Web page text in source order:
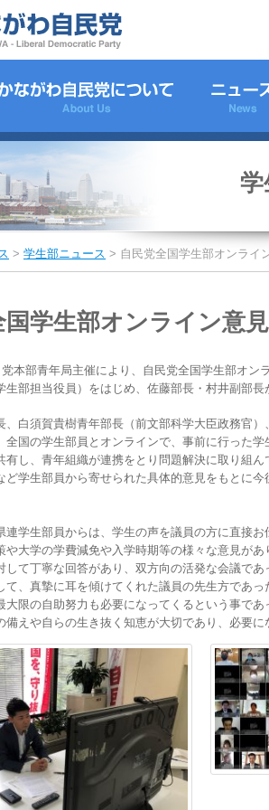
学
> 学生部ニュース > 自民党全国学生部オンライ
国学生部オンライン意
党本部青年局主催により、自民党全国学生部オン
生部担当役員）をはじめ、佐藤部長・村井副部長
、白須賀貴樹青年部長（前文部科学大臣政務官
全国の学生部員とオンラインで、事前に行った
有し、青年組織が連携をとり問題解決に取り組
ど学生部員から寄せられた具体的意見をもとに
連学生部員からは、学生の声を議員の方に直接お
や大学の学費減免や入学時期等の様々な意見が
して丁寧な回答があり、双方向の活発な会議であ
て、真摯に耳を傾けてくれた議員の先生方であ
大限の自助努力も必要になってくるという事で
備えや自らの生き抜く知恵が大切であり、必要に